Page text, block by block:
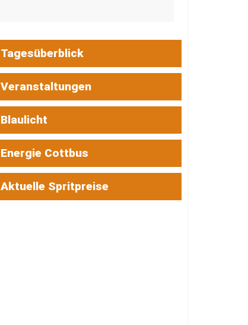
Tagesüberblick
Veranstaltungen
Blaulicht
Energie Cottbus
Aktuelle Spritpreise